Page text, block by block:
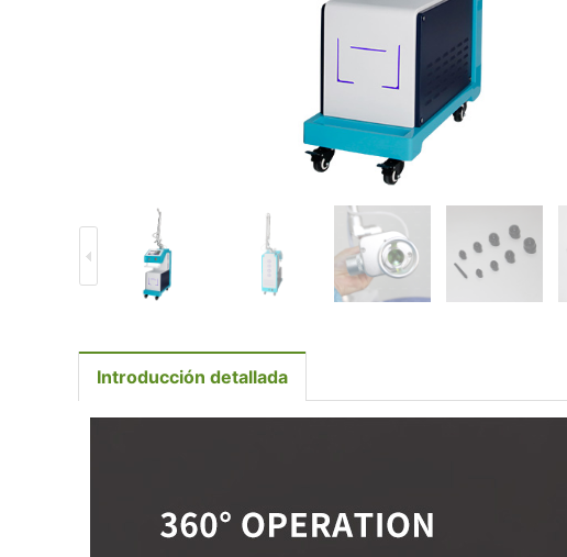
Introducción detallada